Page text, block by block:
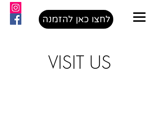
לחצו כאן להזמנה
VISIT US